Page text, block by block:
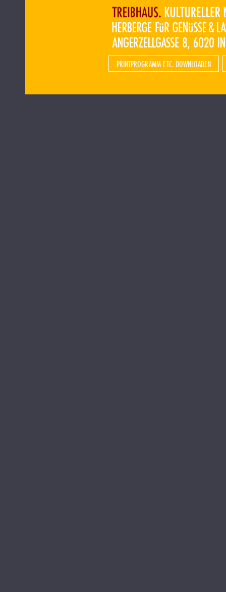
PRINTPROGRAMM ETC. DOWNLOADEN